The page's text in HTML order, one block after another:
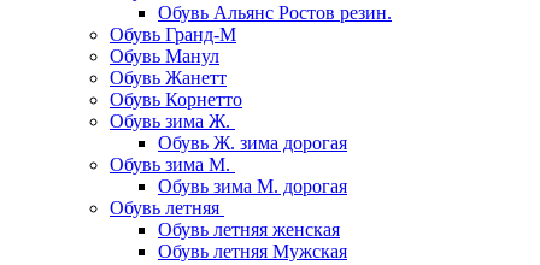
Обувь Альянс Ростов резин.
Обувь Гранд-М
Обувь Манул
Обувь Жанетт
Обувь Корнетто
Обувь зима Ж.
Обувь Ж. зима дорогая
Обувь зима М.
Обувь зима М. дорогая
Обувь летняя
Обувь летняя женская
Обувь летняя Мужская